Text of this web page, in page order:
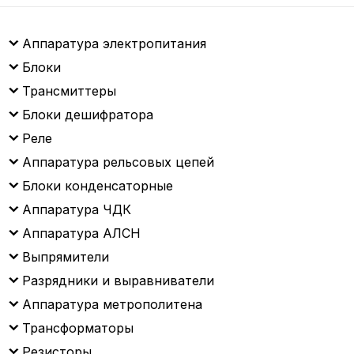
Аппаратура электропитания
Блоки
Трансмиттеры
Блоки дешифратора
Реле
Аппаратура рельсовых цепей
Блоки конденсаторные
Аппаратура ЧДК
Аппаратура АЛСН
Выпрямители
Разрядники и выравниватели
Аппаратура метрополитена
Трансформаторы